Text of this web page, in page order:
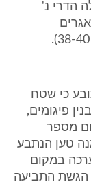
ת"א (ת"א) 1268/08 אילה הדרי נ'
התובע כי שטח
פיגומים,
מספר
18 לכתב ההגנה טען הנתבע
במקום
הגשת התביעה